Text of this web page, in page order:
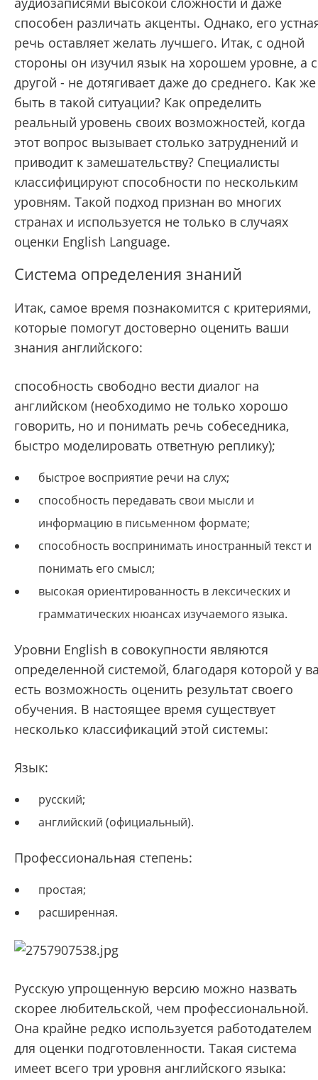
способен различать акценты. Однако, его
речь оставляет желать лучшего. Итак, с одной
стороны он изучил язык на хорошем уровне, а с
другой - не дотягивает даже до среднего. Как же
быть в такой ситуации? Как определить
реальный уровень своих возможностей, когда
этот вопрос вызывает столько затруднений и
приводит к замешательству? Специалисты
классифицируют способности по нескольким
уровням. Такой подход признан во многих
странах и используется не только в случаях
оценки English Language.
Система определения знаний
Итак, самое время познакомится с критериями,
которые помогут достоверно оценить ваши
знания английского:
способность свободно вести диалог на
английском (необходимо не только хорошо
говорить, но и понимать речь собеседника,
быстро моделировать ответную реплику);
быстрое восприятие речи на слух;
способность передавать свои мысли и
информацию в письменном формате;
способность воспринимать иностранный текст и
понимать его смысл;
высокая ориентированность в лексических и
грамматических нюансах изучаемого языка.
Уровни English в совокупности являются
определенной системой, благодаря которой у
есть возможность оценить результат своего
обучения. В настоящее время существует
несколько классификаций этой системы:
Язык:
русский;
английский (официальный).
Профессиональная степень:
простая;
расширенная.
Русскую упрощенную версию можно назвать
скорее любительской, чем профессиональной.
Она крайне редко используется работодателем
для оценки подготовленности. Такая система
имеет всего три уровня английского языка: